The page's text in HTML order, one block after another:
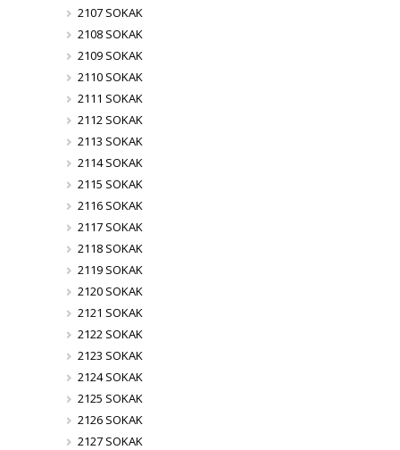
2107 SOKAK
2108 SOKAK
2109 SOKAK
2110 SOKAK
2111 SOKAK
2112 SOKAK
2113 SOKAK
2114 SOKAK
2115 SOKAK
2116 SOKAK
2117 SOKAK
2118 SOKAK
2119 SOKAK
2120 SOKAK
2121 SOKAK
2122 SOKAK
2123 SOKAK
2124 SOKAK
2125 SOKAK
2126 SOKAK
2127 SOKAK